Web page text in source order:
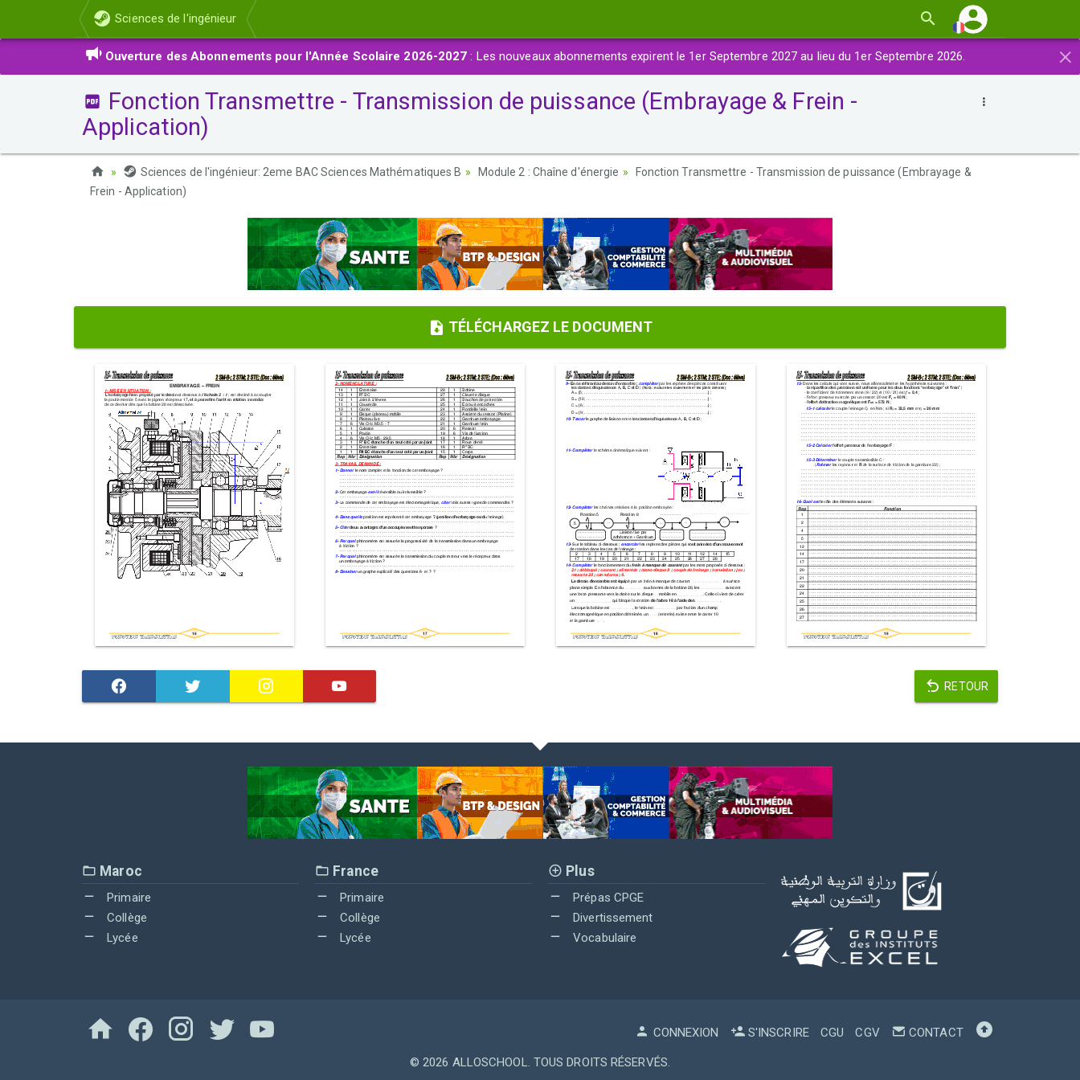
Sciences de l'ingénieur
×
Ouverture des Abonnements pour l'Année Scolaire 2026-2027 : Les nouveaux abonnements expirent le 1er Septembre 2027 au lieu du 1er Septembre 2026.
Fonction Transmettre - Transmission de puissance (Embrayage & Frein -
Application)
Sciences de l'ingénieur: 2eme BAC Sciences Mathématiques B Module 2 : Chaîne d'énergie
Fonction Transmettre - Transmission de puissance (Embrayage &
Frein - Application)
TÉLÉCHARGEZ LE DOCUMENT
RETOUR
Maroc
Primaire
Collège
Lycée
France
Primaire
Collège
Lycée
Plus
Prépas CPGE
Divertissement
Vocabulaire
CONNEXION S'INSCRIRE CGU CGV CONTACT
© 2026 ALLOSCHOOL. TOUS DROITS RÉSERVÉS.